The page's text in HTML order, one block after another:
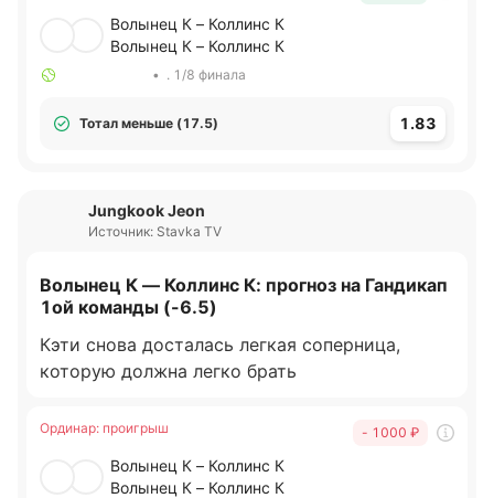
Волынец К – Коллинс К
Волынец К – Коллинс К
• . 1/8 финала
Тотал меньше (17.5) 1.83
Jungkook Jeon
Источник: Stavka TV
Волынец К — Коллинс К: прогноз на Гандикап
1ой команды (-6.5)
Кэти снова досталась легкая соперница,
которую должна легко брать
Ординар: проигрыш - 1000 ₽
Волынец К – Коллинс К
Волынец К – Коллинс К